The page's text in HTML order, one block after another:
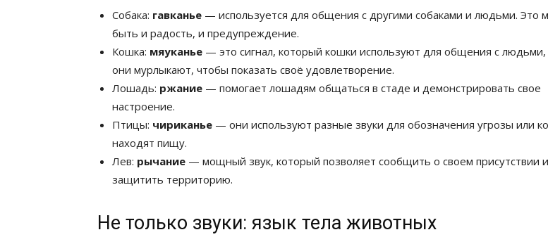
Собака: гавканье — используется для общения с другими собаками и людьми. Это
быть и радость, и предупреждение.
Кошка: мяуканье — это сигнал, который кошки используют для общения с людьми,
они мурлыкают, чтобы показать своё удовлетворение.
Лошадь: ржание — помогает лошадям общаться в стаде и демонстрировать свое
настроение.
Птицы: чириканье — они используют разные звуки для обозначения угрозы или
находят пищу.
Лев: рычание — мощный звук, который позволяет сообщить о своем присутствии и
защитить территорию.
Не только звуки: язык тела животных